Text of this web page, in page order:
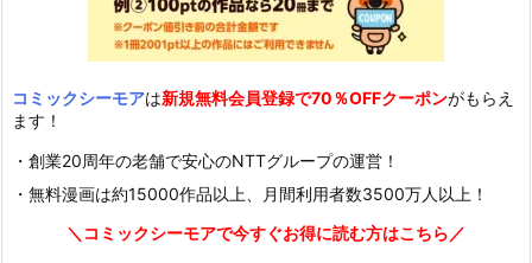
コミックシーモアは新規無料会員登録で70％OFFクーポンがもらえ
ます！
・創業20周年の老舗で安心のNTTグループの運営！
・無料漫画は約15000作品以上、月間利用者数3500万人以上！
＼コミックシーモアで今すぐお得に読む方はこちら／